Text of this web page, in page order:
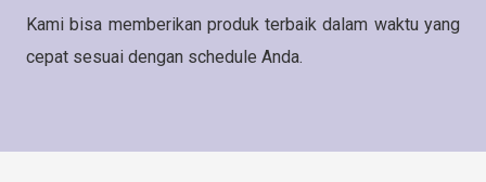
Kami bisa memberikan produk terbaik dalam waktu yang
cepat sesuai dengan schedule Anda.